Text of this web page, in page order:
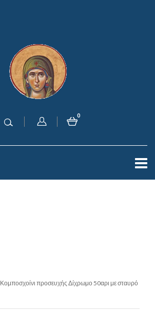
0
Κομποσχοίνι προσευχής Δίχρωμο 50αρι με σταυρό